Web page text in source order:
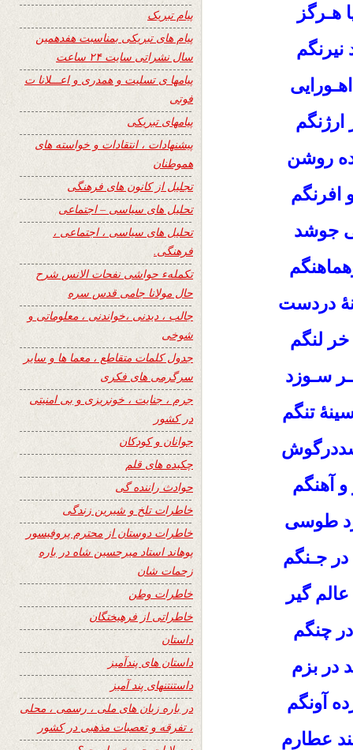
هـرگز
روشن
افرنگم
جوشد
دردست
لنگم
سـوزد
تنگم
آهنگم
طوسی
در جـنگم
گیر
چنگم
در بزم
آونگم
عطارم
پیام تبریک
پیام های تبریکی بمناسبت هفدهمین
سال نشراتی سایت ۲۴ ساعت
پیامها ی تسلیت و همدری و اعـــلانا ت
فوتی
پیامهای تبریکی
پیشنهادات ، انتقادات و خواسته های
هموطنان
تجلیل از کانون های فرهنگی
تحلیل های سیاسی – اجتماعی
تحلیل های سیاسی ، اجتماعی ،
فرهنگی.
تکملهء حواشی نفحات الانس شرح
حال مولانا جامی قدس سره
جالب ، دیدنی ،خواندنی ، معلوماتی و
شوخی
جدول کلمات متقاطع ، معما ها و سایر
سرگرمی های فکری
جرم ، جنایت ، خونریزی و بی امنیتی
در کشور
جوانان و کودکان
چکیده های قلم
حوادث راننده گی
خاطرات تلخ و شیرین زندگی
خاطرات دوستان از محترم پروفیسور
پوهاند استاد میرحسین شاه در باره
زحمات شان
خاطرات وطن
خاطراتی از فرهیختگان
داستان
داستان های پندآمیز
داستنتنهای پند آمیز
در باره زبان های ملی ، رسمی ، محلی
، تفرقه و تعصبات مذهبی در کشور